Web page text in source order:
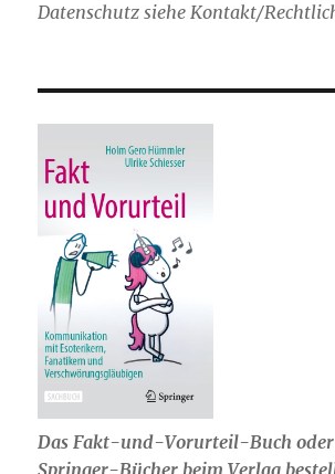
Datenschutz siehe Kontakt/
Das Fakt-und-Vorurteil-Buch oder